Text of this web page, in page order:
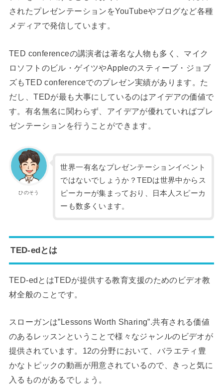
されたプレゼンテーションをYouTubeやブログなど各種
メディアで発信しています。
TED conferenceの講演者は著名な人物も多く、マイク
ロソフトのビル・ゲイツやAppleのスティーブ・ジョブ
ズもTED conferenceでのプレゼン実績があります。た
だし、TEDが最も大事にしているのはアイデアの価値で
す。有名無名に関わらず、アイデアが優れていればプレ
ゼンテーションを行うことができます。
ひのそう
世界一有名なプレゼンテーションイベント
ではないでしょうか？TEDは世界中からス
ピーカーが集まっており、日本人スピーカ
ーも数多くいます。
TED-edとは
TED-edとはTEDが提供する教育支援のためのビデオ教
材全般のことです。
スローガンは”Lessons Worth Sharing”.共有される価値
のあるレッスンということで様々なジャンルのビデオが
提供されています。12の分野において、バラエティ豊
かなトピックの動画が用意されているので、きっと気に
入るものがあるでしょう。